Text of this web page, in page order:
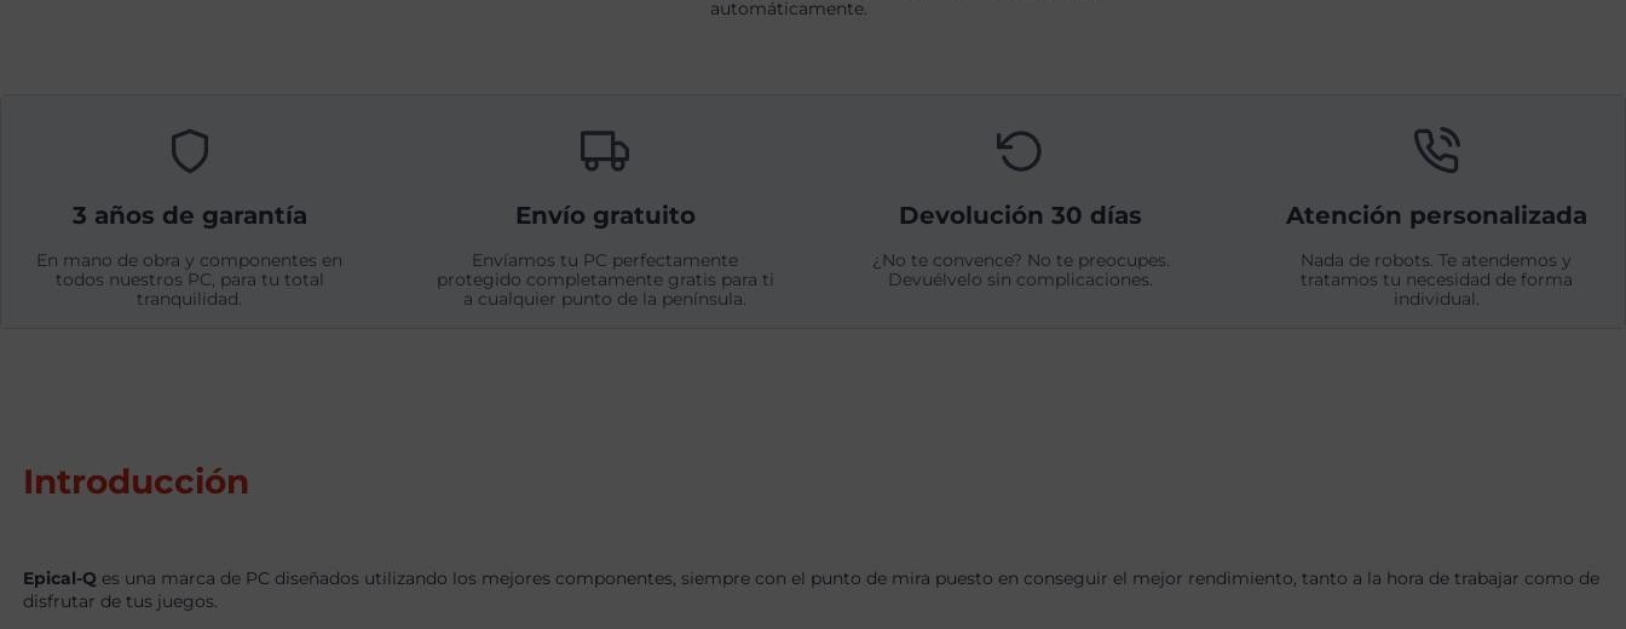
automáticamente.
3 años de garantía
En mano de obra y componentes en
todos nuestros PC, para tu total
tranquilidad.
Envío gratuito
Envíamos tu PC perfectamente
protegido completamente gratis para ti
a cualquier punto de la península.
Devolución 30 días
¿No te convence? No te preocupes.
Devuélvelo sin complicaciones.
Atención personalizada
Nada de robots. Te atendemos y
tratamos tu necesidad de forma
individual.
Introducción
Epical-Q es una marca de PC diseñados utilizando los mejores componentes, siempre con el punto de mira puesto en conseguir el mejor rendimiento, tanto a la hora de trabajar como de
disfrutar de tus juegos.